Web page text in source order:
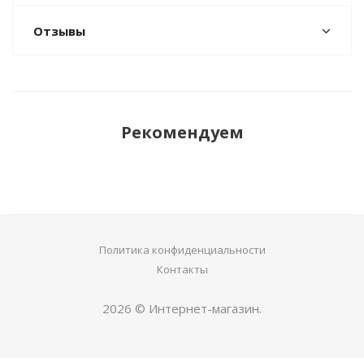
Отзывы
Рекомендуем
Политика конфиденциальности
Контакты
2026 © Интернет-магазин.